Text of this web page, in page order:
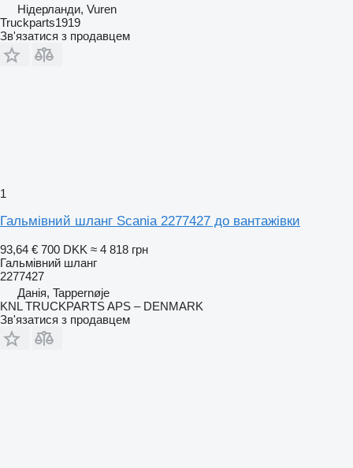
Нідерланди, Vuren
Truckparts1919
Зв'язатися з продавцем
1
Гальмівний шланг Scania 2277427 до вантажівки
93,64 € 700 DKK ≈ 4 818 грн
Гальмівний шланг
2277427
Данія, Tappernøje
KNL TRUCKPARTS APS – DENMARK
Зв'язатися з продавцем